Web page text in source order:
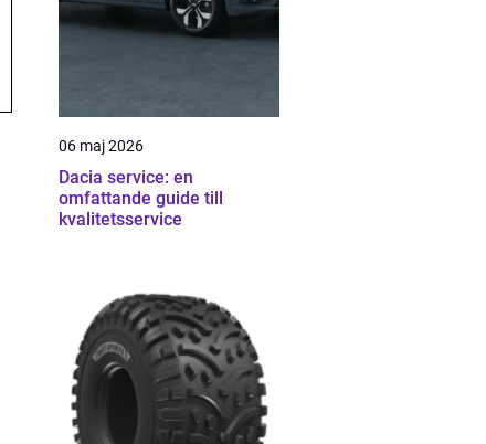
06 maj 2026
Dacia service: en
omfattande guide till
kvalitetsservice